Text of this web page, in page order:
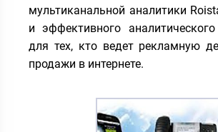
мультиканальной аналитики
и эффективного
для тех, кто ведет рекламную
продажи в интернете.